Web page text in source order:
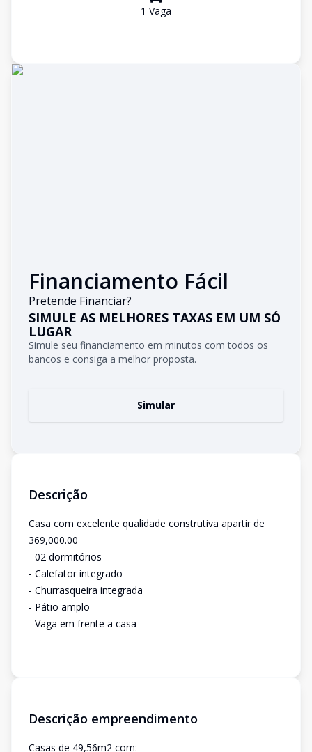
1 Vaga
Financiamento Fácil
Pretende Financiar?
SIMULE AS MELHORES TAXAS EM UM SÓ
LUGAR
Simule seu financiamento em minutos com todos os
bancos e consiga a melhor proposta.
Simular
Descrição
Casa com excelente qualidade construtiva apartir de
369,000.00
- 02 dormitórios
- Calefator integrado
- Churrasqueira integrada
- Pátio amplo
- Vaga em frente a casa
Descrição empreendimento
Casas de 49,56m2 com: